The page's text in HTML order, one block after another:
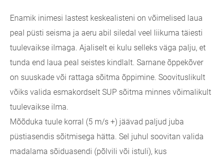
Enamik inimesi lastest keskealisteni on võimelised laua
peal püsti seisma ja aeru abil siledal veel liikuma täiesti
tuulevaikse ilmaga. Ajaliselt ei kulu selleks väga palju, et
tunda end laua peal seistes kindlalt. Sarnane õppekõver
on suuskade või rattaga sõitma õppimine. Soovituslikult
võiks valida esmakordselt SUP sõitma minnes võimalikult
tuulevaikse ilma.
Mõõduka tuule korral (5 m/s +) jäävad paljud juba
püstiasendis sõitmisega hätta. Sel juhul soovitan valida
madalama sõiduasendi (põlvili või istuli), kus